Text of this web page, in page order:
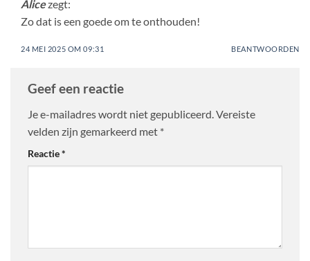
Alicezegt:
Zo dat is een goede om te onthouden!
24 MEI 2025 OM 09:31 BEANTWOORDEN
Geef een reactie
Je e-mailadres wordt niet gepubliceerd.Vereiste
velden zijn gemarkeerd met *
Reactie*